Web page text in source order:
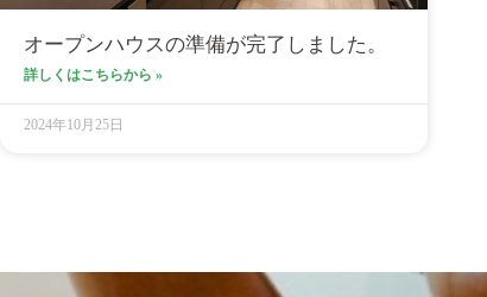
オープンハウスの準備が完了しました。
詳しくはこちらから »
2024年10月25日